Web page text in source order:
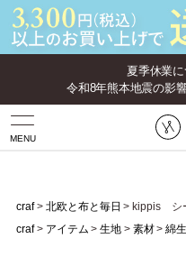
夏季休業
令和8年熊本地震の影
MENU
craf 北欧と布と毎日
kippis シ
craf
アイテム 生地 素材 綿